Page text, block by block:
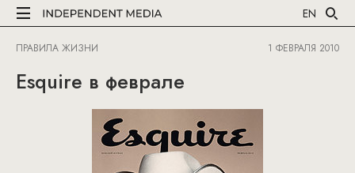
EN
ПРАВИЛА ЖИЗНИ 1 ФЕВРАЛЯ 2010
Esquire в феврале